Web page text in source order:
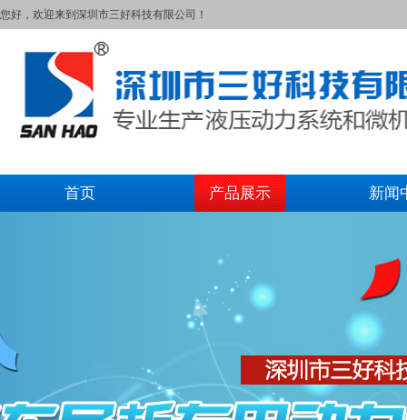
您好，欢迎来到深圳市三好科技有限公司！
首页 产品展示 新闻